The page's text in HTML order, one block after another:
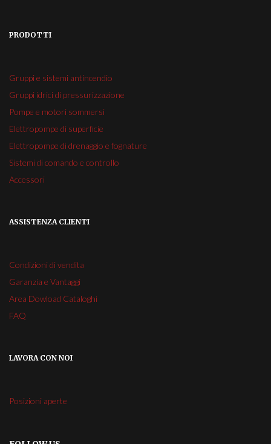
PRODOTTI
Gruppi e sistemi antincendio
Gruppi idrici di pressurizzazione
Pompe e motori sommersi
Elettropompe di superficie
Elettropompe di drenaggio e fognature
Sistemi di comando e controllo
Accessori
ASSISTENZA CLIENTI
Condizioni di vendita
Garanzia e Vantaggi
Area Dowload Cataloghi
FAQ
LAVORA CON NOI
Posizioni aperte